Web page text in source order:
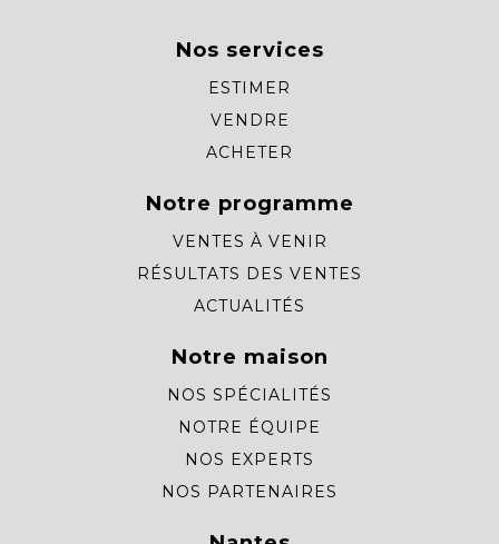
Nos services
ESTIMER
VENDRE
ACHETER
Notre programme
VENTES À VENIR
RÉSULTATS DES VENTES
ACTUALITÉS
Notre maison
NOS SPÉCIALITÉS
NOTRE ÉQUIPE
NOS EXPERTS
NOS PARTENAIRES